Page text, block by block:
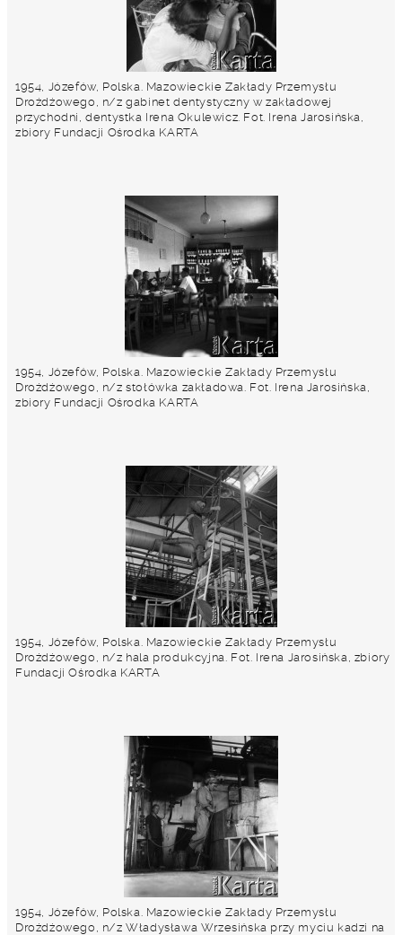
1954, Józefów, Polska. Mazowieckie Zakłady Przemysłu
Drożdżowego, n/z gabinet dentystyczny w zakładowej
przychodni, dentystka Irena Okulewicz. Fot. Irena Jarosińska,
zbiory Fundacji Ośrodka KARTA
1954, Józefów, Polska. Mazowieckie Zakłady Przemysłu
Drożdżowego, n/z stołówka zakładowa. Fot. Irena Jarosińska,
zbiory Fundacji Ośrodka KARTA
1954, Józefów, Polska. Mazowieckie Zakłady Przemysłu
Drożdżowego, n/z hala produkcyjna. Fot. Irena Jarosińska, zbiory
Fundacji Ośrodka KARTA
1954, Józefów, Polska. Mazowieckie Zakłady Przemysłu
Drożdżowego, n/z Władysława Wrzesińska przy myciu kadzi na